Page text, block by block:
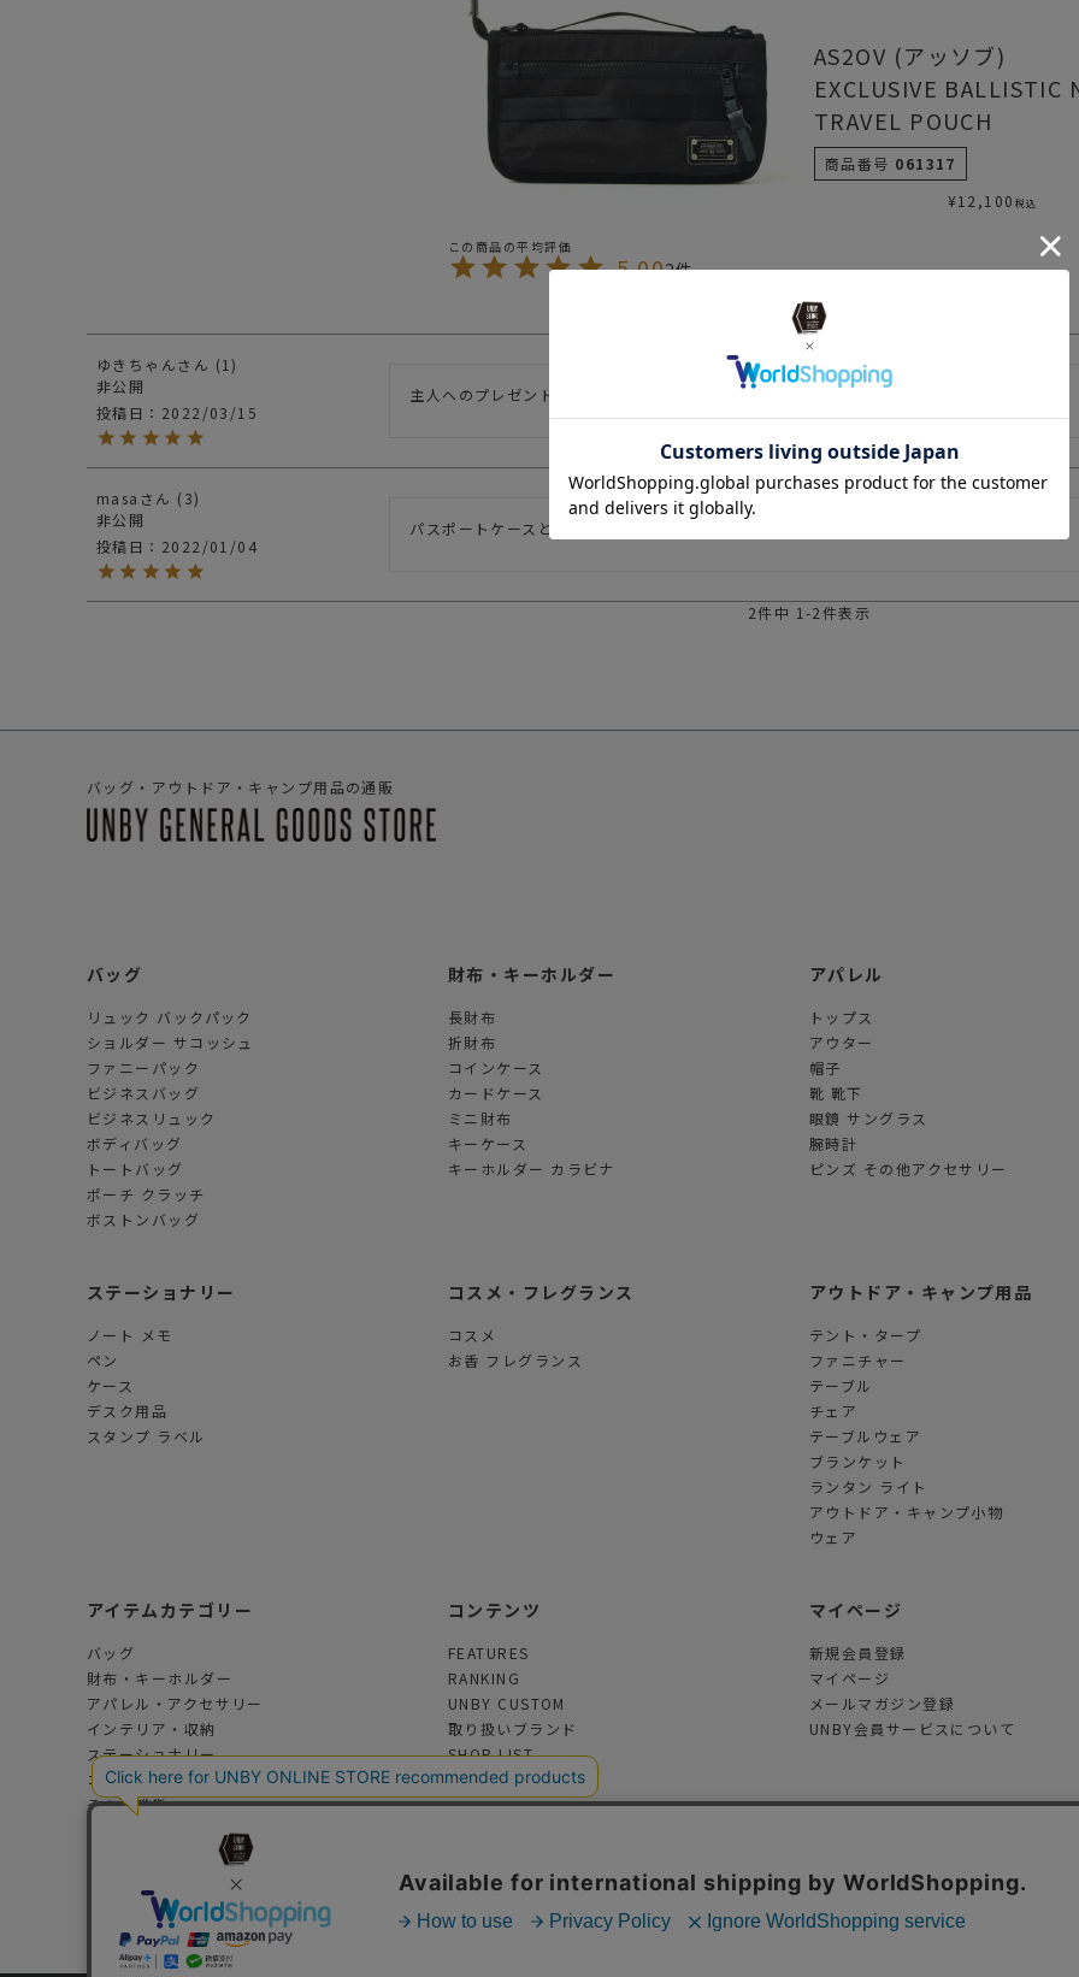
AS2OV (アッソブ)
EXCLUSIVE BALLISTIC
TRAVEL POUCH
商品番号 061317
¥12,100 税込
5.002
1-2件表示
ゆきちゃん
1
非公開
投稿日
2022/03/15
主人へのプレゼントでした。使いやすいととても喜んでいました。
masa
3
非公開
投稿日
2022/01/04
パスポートケースとし各国の紙幣もそのまま入れ使用でき旅行にはかかせません！
2件中 1 -2件表示
バッグ・アウトドア・キャンプ用品の通販
バッグ
リュック バックパック
ショルダー サコッシュ
ファニーパック
ビジネスバッグ
ビジネスリュック
ボディバッグ
トートバッグ
ポーチ クラッチ
ボストンバッグ
財布・キーホルダー
長財布
折財布
コインケース
カードケース
ミニ財布
キーケース
キーホルダー カラビナ
アパレル
トップス
アウター
帽子
靴 靴下
眼鏡 サングラス
腕時計
ピンズ その他アクセサリー
ステーショナリー
ノート メモ
ペン
ケース
デスク用品
スタンプ ラベル
コスメ・フレグランス
コスメ
お香 フレグランス
アウトドア・キャンプ用品
テント・タープ
ファニチャー
テーブル
チェア
テーブルウェア
ブランケット
ランタン ライト
アウトドア・キャンプ小物
ウェア
アイテムカテゴリー
バッグ
財布・キーホルダー
アパレル・アクセサリー
インテリア・収納
ステーショナリー
コスメ・フレグランス
その他雑貨
コンテンツ
FEATURES
RANKING
UNBY CUSTOM
取り扱いブランド
SHOP LIST
マイページ
新規会員登録
マイページ
メールマガジン登録
UNBY会員サービスについて